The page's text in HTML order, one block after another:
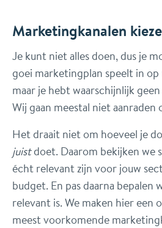
Marketingkanalen
Je kunt niet alles doen, dus je
goei marketingplan speelt in op
maar je hebt waarschijnlijk
Wij gaan meestal niet aanraden
Het draait niet om hoeveel je
juistdoet. Daarom bekijken we
écht relevant zijn voor jouw
budget. En pas daarna bepalen
relevant is. We maken hier een
meest voorkomende